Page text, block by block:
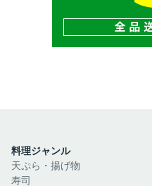
料理ジャンル
天ぷら・揚げ物
寿司